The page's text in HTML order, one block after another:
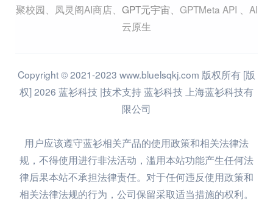
聚校园
凤灵阁AI商店、 GPT元宇宙 GPTMeta API
AI
云原生
Copyright © 2021-2023 www.bluelsqkj.com 版权所有 [版
权] 2026 蓝衫科技 |技术支持 蓝衫科技 上海蓝衫科技有
限公司
用户应该遵守蓝衫相关产品的使用政策和相关法律法
规，不得使用进行非法活动，滥用本站功能产生任何法
律后果本站不承担法律责任。对于任何违反使用政策和
相关法律法规的行为，公司保留采取适当措施的权利。